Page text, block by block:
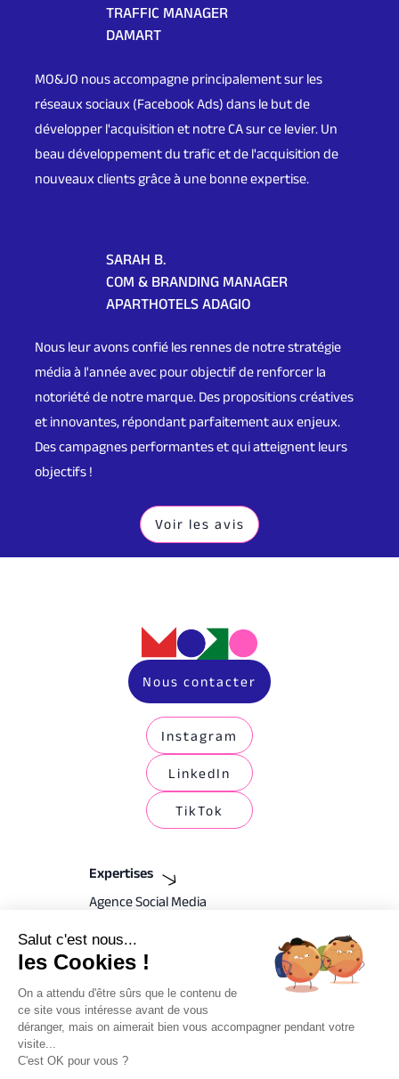
TRAFFIC MANAGER
DAMART
MO&JO nous accompagne principalement sur les
réseaux sociaux (Facebook Ads) dans le but de
développer l'acquisition et notre CA sur ce levier. Un
beau développement du trafic et de l'acquisition de
nouveaux clients grâce à une bonne expertise.
SARAH B.
COM & BRANDING MANAGER
APARTHOTELS ADAGIO
Nous leur avons confié les rennes de notre stratégie
média à l'année avec pour objectif de renforcer la
notoriété de notre marque. Des propositions créatives
et innovantes, répondant parfaitement aux enjeux.
Des campagnes performantes et qui atteignent leurs
objectifs !
Voir les avis
Nous contacter
Instagram
LinkedIn
TikTok
Expertises
Agence Social Media
Agence Emailing Marketing
Agence SEA
Agence SEO Lille
Agence CRM
Branding & Plateforme de marque
Salut c'est nous...
les Cookies !
On a attendu d'être sûrs que le contenu de
ce site vous intéresse avant de vous
déranger, mais on aimerait bien vous accompagner pendant votre
visite...
C'est OK pour vous ?